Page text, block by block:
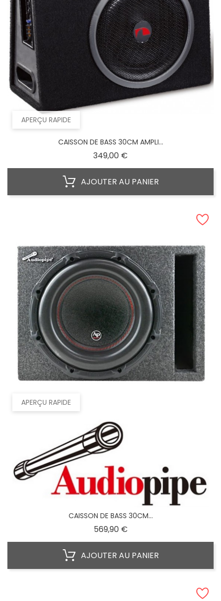
APERÇU RAPIDE
CAISSON DE BASS 30CM AMPLI...
349,00 €
AJOUTER AU PANIER
APERÇU RAPIDE
CAISSON DE BASS 30CM...
569,90 €Prix
AJOUTER AU PANIER